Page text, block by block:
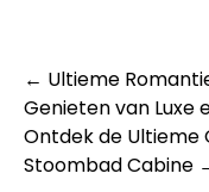
← Ultieme
Genieten van Luxe
Ontdek de Ultieme
Stoombad Cabine